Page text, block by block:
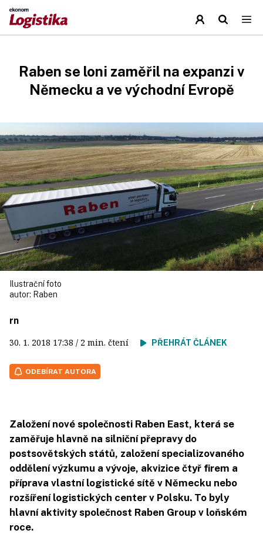
Raben se loni zaměřil na expanzi v
Německu a ve východní Evropě
Ilustrační foto
autor: Raben
rn
30. 1. 2018 17:38 / 2 min. čtení PŘEHRÁT ČLÁNEK
ODEBÍRAT AUTORA
Založení nové společnosti Raben East, která se
zaměřuje hlavně na silniční přepravy do
postsovětských států, založení specializovaného
oddělení výzkumu a vývoje, akvizice čtyř firem a
příprava vlastní logistické sítě v Německu nebo
rozšíření logistických center v Polsku. To byly
hlavní aktivity společnost Raben Group v loňském
roce.